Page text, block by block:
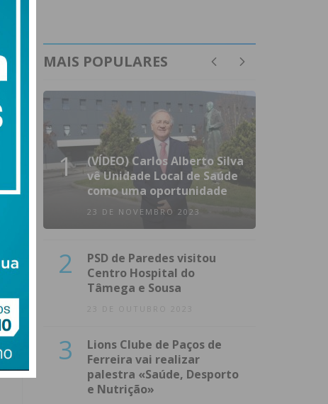
MAIS POPULARES
1
(VÍDEO) Carlos Alberto Silva
vê Unidade Local de Saúde
como uma oportunidade
23 DE NOVEMBRO 2023
2
PSD de Paredes visitou
Centro Hospital do
Tâmega e Sousa
23 DE OUTUBRO 2023
3
Lions Clube de Paços de
Ferreira vai realizar
palestra «Saúde, Desporto
e Nutrição»